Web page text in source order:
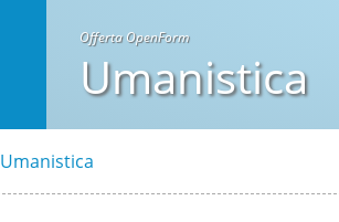
Offerta OpenForm
Umanistica
Umanistica